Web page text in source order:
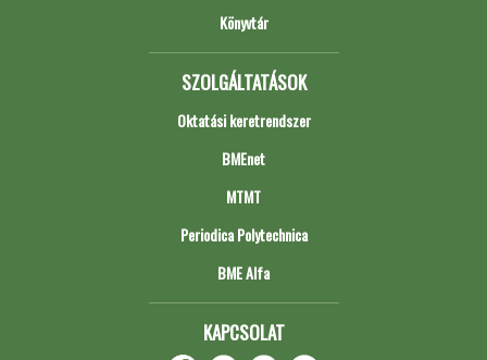
Könyvtár
SZOLGÁLTATÁSOK
Oktatási keretrendszer
BMEnet
MTMT
Periodica Polytechnica
BME Alfa
KAPCSOLAT